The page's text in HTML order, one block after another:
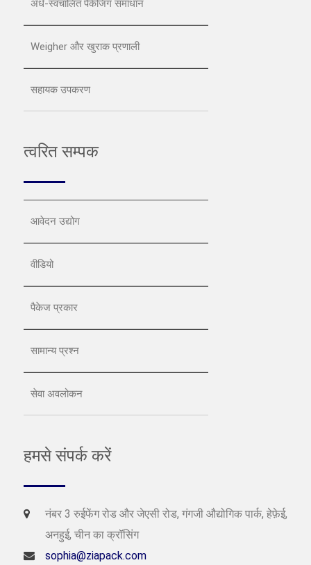
अर्ध-स्वचालित पैकेजिंग समाधान
Weigher और खुराक प्रणाली
सहायक उपकरण
त्वरित सम्पक
आवेदन उद्योग
वीडियो
पैकेज प्रकार
सामान्य प्रश्न
सेवा अवलोकन
हमसे संपर्क करें
नंबर 3 रुईफेंग रोड और जेएसी रोड, गंगजी औद्योगिक पार्क, हेफ़ेई,
अनहुई, चीन का क्रॉसिंग
sophia@ziapack.com